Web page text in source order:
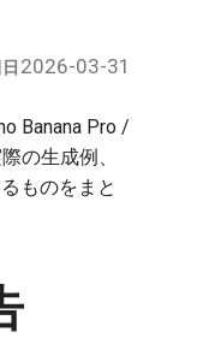
2026-03-31
Banana Pro /
の生成例、
ものをまと